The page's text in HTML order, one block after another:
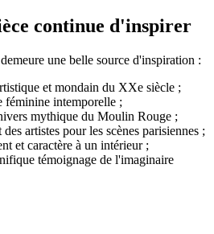
continue d'inspirer
une belle source d'inspiration :
et mondain du XXe siècle ;
féminine intemporelle ;
mythique du Moulin Rouge ;
artistes pour les scènes parisiennes ;
et caractère à un intérieur ;
témoignage de l'imaginaire